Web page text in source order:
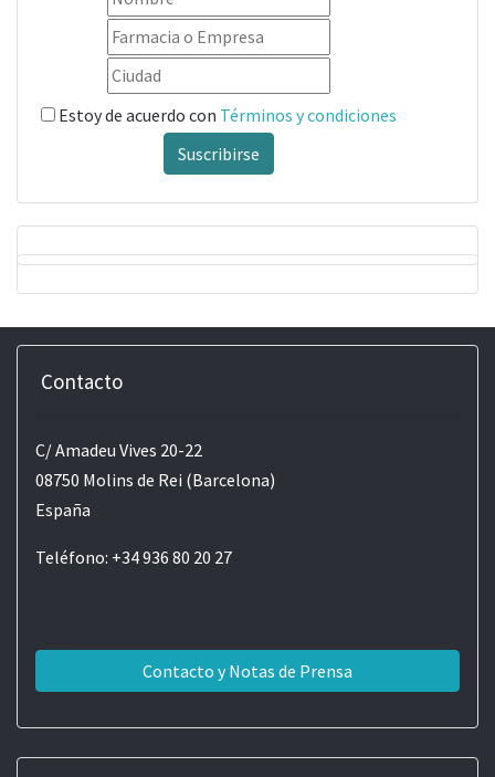
Estoy de acuerdo con Términos y condiciones
Suscribirse
Contacto
C/ Amadeu Vives 20-22
08750 Molins de Rei (Barcelona)
España
Teléfono: +34 936 80 20 27
Contacto y Notas de Prensa